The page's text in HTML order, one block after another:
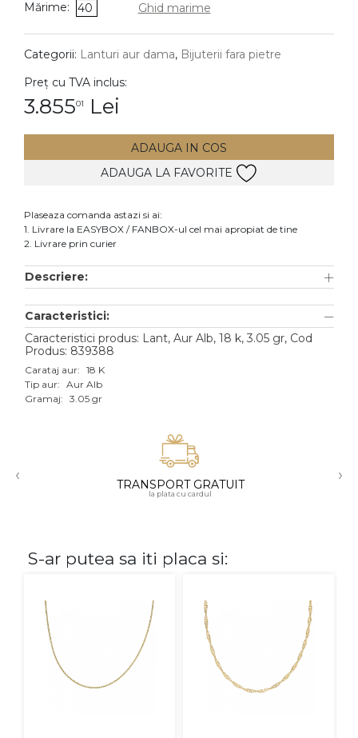
DIAMANTE Vezi toate
Cercei
Accesorii
Aur alb
Aur roz
Aur mixt
18K
Cu pietre
Diamante
Mărime: 40 Ghid marime
Categorii: Lanturi aur dama, Bijuterii fara pietre
Preț cu TVA inclus:
3.85501 Lei
ADAUGA IN COS
ADAUGA LA FAVORITE
Plaseaza comanda astazi si ai:
1. Livrare la EASYBOX / FANBOX-ul cel mai apropiat de tine
2. Livrare prin curier
Descriere:
Caracteristici:
Caracteristici produs: Lant, Aur Alb, 18 k, 3.05 gr, Cod
Produs: 839388
Carataj aur: 18 K
Tip aur: Aur Alb
Gramaj: 3.05 gr
‹ TRANSPORT GRATUIT
la plata cu cardul
›
S-ar putea sa iti placa si: